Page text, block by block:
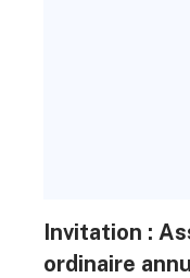
Invitation :
ordinaire